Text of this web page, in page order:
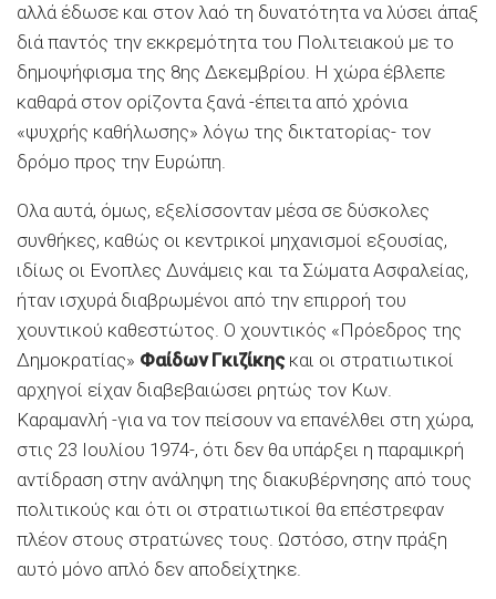
αλλά έδωσε και στον λαό τη δυνατότητα να λύσει άπαξ
διά παντός την εκκρεμότητα του Πολιτειακού με το
δημοψήφισμα της 8ης Δεκεμβρίου. Η χώρα έβλεπε
καθαρά στον ορίζοντα ξανά -έπειτα από χρόνια
«ψυχρής καθήλωσης» λόγω της δικτατορίας- τον
δρόμο προς την Ευρώπη.
Ολα αυτά, όμως, εξελίσσονταν μέσα σε δύσκολες
συνθήκες, καθώς οι κεντρικοί μηχανισμοί εξουσίας,
ιδίως οι Ενοπλες Δυνάμεις και τα Σώματα Ασφαλείας,
ήταν ισχυρά διαβρωμένοι από την επιρροή του
χουντικού καθεστώτος. Ο χουντικός «Πρόεδρος της
Δημοκρατίας» Φαίδων Γκιζίκηςκαι οι στρατιωτικοί
αρχηγοί είχαν διαβεβαιώσει ρητώς τον Κων.
Καραμανλή -για να τον πείσουν να επανέλθει στη χώρα,
στις 23 Ιουλίου 1974-, ότι δεν θα υπάρξει η παραμικρή
αντίδραση στην ανάληψη της διακυβέρνησης από τους
πολιτικούς και ότι οι στρατιωτικοί θα επέστρεφαν
πλέον στους στρατώνες τους. Ωστόσο, στην πράξη
αυτό μόνο απλό δεν αποδείχτηκε.